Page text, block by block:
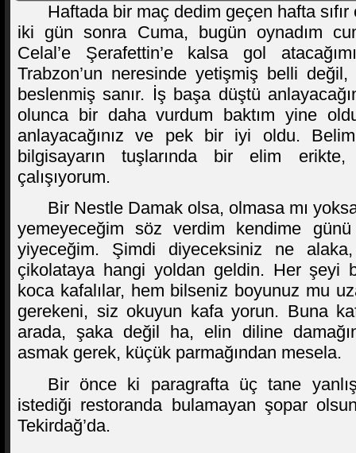
Haftada bir maç dedim geçen hafta
iki gün sonra Cuma, bugün oynadım
Celal’e Şerafettin’e kalsa gol
Trabzon’un neresinde yetişmiş belli
beslenmiş sanır. İş başa düştü
olunca bir daha vurdum baktım yine
anlayacağınız ve pek bir iyi oldu.
bilgisayarın tuşlarında bir elim
çalışıyorum.
Bir Nestle Damak olsa, olmasa mı
yemeyeceğim söz verdim kendime
yiyeceğim. Şimdi diyeceksiniz ne
çikolataya hangi yoldan geldin. Her şeyi
koca kafalılar, hem bilseniz boyunuz mu
gerekeni, siz okuyun kafa yorun. Buna
arada, şaka değil ha, elin diline
asmak gerek, küçük parmağından mesela.
Bir önce ki paragrafta üç tane
istediği restoranda bulamayan şopar
Tekirdağ’da.